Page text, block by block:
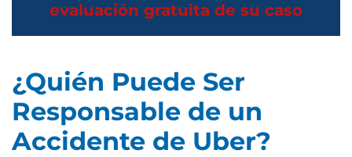
evaluación gratuita de su caso
¿Quién Puede Ser
Responsable de un
Accidente de Uber?